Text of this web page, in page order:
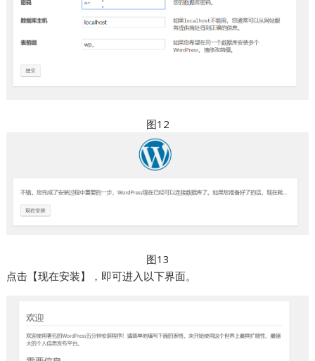
图12
图13
点击【现在安装】，即可进入以下界面。